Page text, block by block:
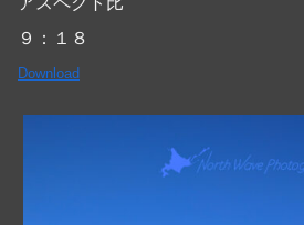
９：１８
Download